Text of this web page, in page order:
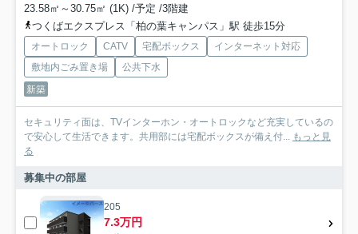
23.58㎡～30.75㎡ (1K) /予定 /3階建
つくばエクスプレス「柏の葉キャンパス」駅 徒歩15分
オートロック CATV 宅配ボックス
インターネット対応
敷地内ごみ置き場
公共下水
新築
セキュリティ面は、TVインターホン・オートロックなど充実しているの
で安心して生活できます。共用部には宅配ボックスが備え付...
もっと見
る
募集中の部屋
205
7.3万円